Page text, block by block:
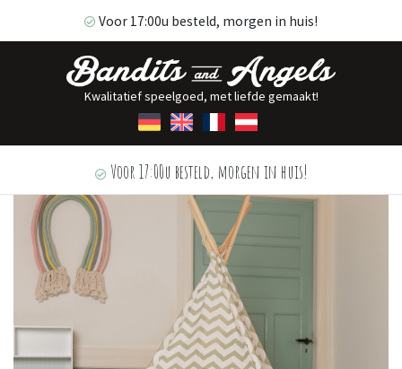
Voor 17:00u besteld, morgen in huis!
Kwalitatief speelgoed, met liefde gemaakt!
Voor 17:00u besteld, morgen in huis!